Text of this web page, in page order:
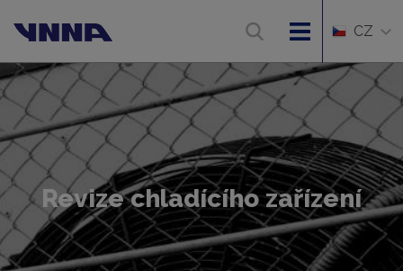
CZ
Revize chladícího zařízení